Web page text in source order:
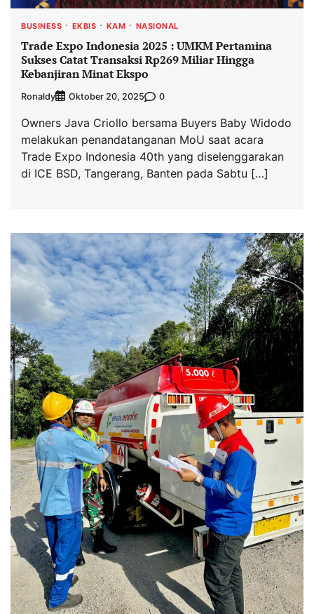
BUSINESS EKBIS KAM NASIONAL
Trade Expo Indonesia 2025 : UMKM Pertamina
Sukses Catat Transaksi Rp269 Miliar Hingga
Kebanjiran Minat Ekspo
Ronaldy Oktober 20, 2025 0
Owners Java Criollo bersama Buyers Baby Widodo
melakukan penandatanganan MoU saat acara
Trade Expo Indonesia 40th yang diselenggarakan
di ICE BSD, Tangerang, Banten pada Sabtu […]